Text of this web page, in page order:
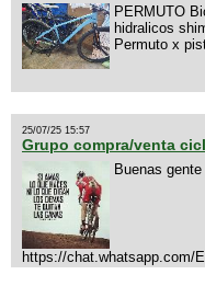
PERMUTO
hidralicos
Permuto x
25/07/25 15:57
Grupo compra/venta
Buenas
https://chat.whatsapp.com/